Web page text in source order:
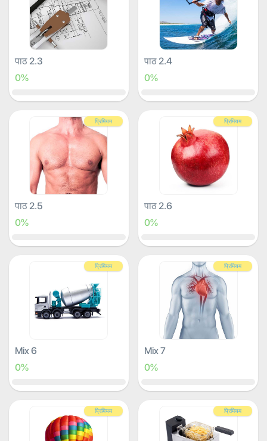
पाठ 2.3
0%
पाठ 2.4
0%
प्रिमियम
पाठ 2.5
0%
प्रिमियम
पाठ 2.6
0%
प्रिमियम
Mix 6
0%
प्रिमियम
Mix 7
0%
प्रिमियम प्रिमियम